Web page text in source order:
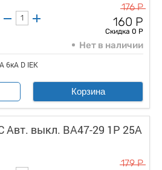
176 Р
160 Р
Скидка 0 Р
Нет в наличии
6кА D IEK
Корзина
Авт. выкл. ВА47-29 1Р 25А
179 Р